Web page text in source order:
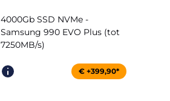
4000Gb SSD NVMe -
Samsung 990 EVO Plus (tot
7250MB/s)
€ +399,90*